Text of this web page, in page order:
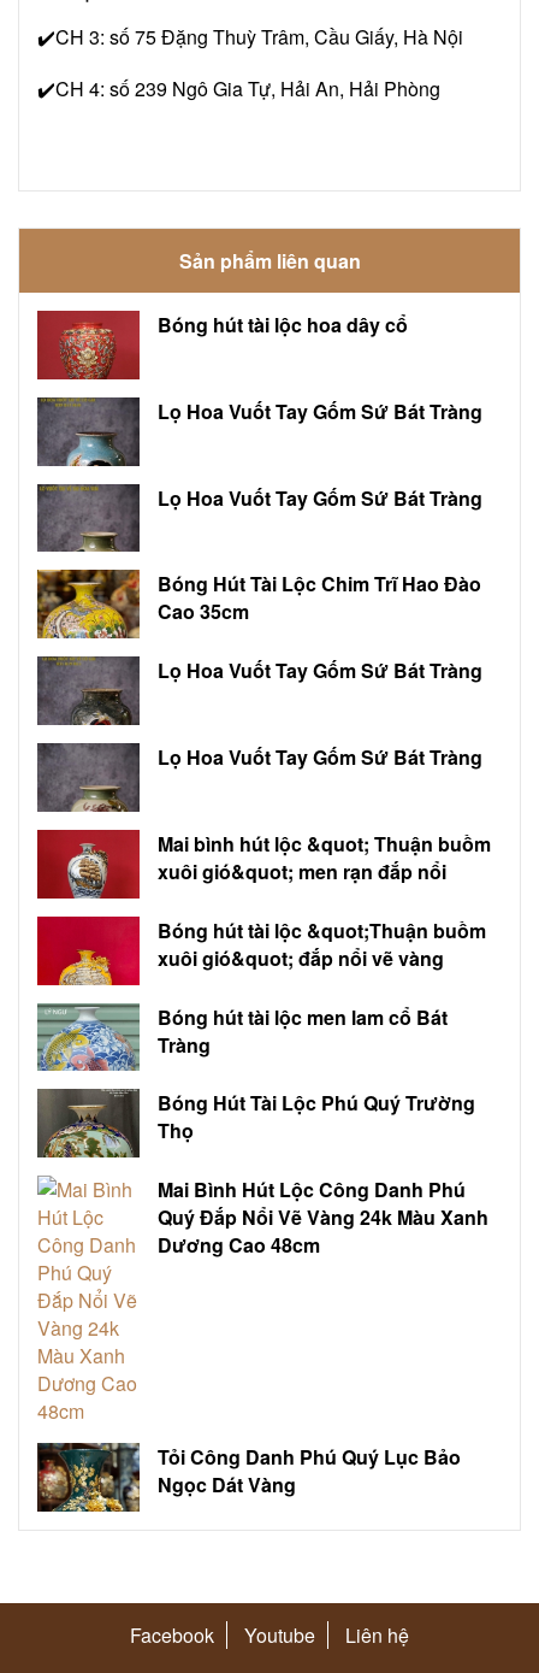
✔️CH 3: số 75 Đặng Thuỳ Trâm, Cầu Giấy, Hà Nội
✔️CH 4: số 239 Ngô Gia Tự, Hải An, Hải Phòng
Sản phẩm liên quan
Bóng hút tài lộc hoa dây cổ
Lọ Hoa Vuốt Tay Gốm Sứ Bát Tràng
Lọ Hoa Vuốt Tay Gốm Sứ Bát Tràng
Bóng Hút Tài Lộc Chim Trĩ Hao Đào
Cao 35cm
Lọ Hoa Vuốt Tay Gốm Sứ Bát Tràng
Lọ Hoa Vuốt Tay Gốm Sứ Bát Tràng
Mai bình hút lộc &quot; Thuận buồm
xuôi gió&quot; men rạn đắp nổi
Bóng hút tài lộc &quot;Thuận buồm
xuôi gió&quot; đắp nổi vẽ vàng
Bóng hút tài lộc men lam cổ Bát
Tràng
Bóng Hút Tài Lộc Phú Quý Trường
Thọ
Mai Bình Hút Lộc Công Danh Phú
Quý Đắp Nổi Vẽ Vàng 24k Màu Xanh
Dương Cao 48cm
Tỏi Công Danh Phú Quý Lục Bảo
Ngọc Dát Vàng
Facebook Youtube Liên hệ